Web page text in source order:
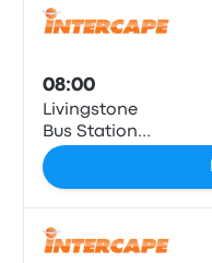
Border Post, T1
08:00
Livingstone
Bus Station
Terminal, Next
to M10 Road